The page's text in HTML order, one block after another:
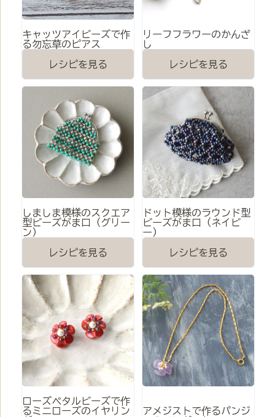
キャッツアイビーズで作
る勿忘草のピアス
レシピを見る
リーフフラワーのかんざ
し
レシピを見る
しましま模様のスクエア
型ビーズがま口（グリー
ン）
レシピを見る
ドット模様のラウンド型
ビーズがま口（ネイビ
ー）
レシピを見る
ローズペタルビーズで作
るミニローズのイヤリン
アメジストで作るパンジ